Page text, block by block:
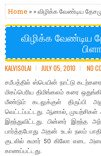
Home » » விழிக்க வேண்டிய
விழிக்க வேண்டிய
KALVISOLAI JULY 05, 2010 NO
சமீபத்தில் ஸ்பெயின் நாட்டு
மிகப்பெரிய திமிங்கலம் கரை
மீண்டும் கடலுக்குள் திருப்பி
வெட்டப்பட்டது. ஆனால், முயற்சிகள்
இறந்துவிட்டது. பின்னர் இறந்த
பார்த்தபோது அதன் உடல் நலம்
குடலில் சுமார் 50 கிலோ எடை
காணப்பட்டது.